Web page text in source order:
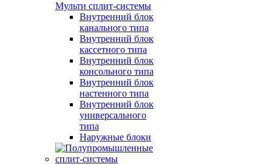
Мульти сплит-системы
Внутренний блок
канального типа
Внутренний блок
кассетного типа
Внутренний блок
консольного типа
Внутренний блок
настенного типа
Внутренний блок
универсального
типа
Наружные блоки